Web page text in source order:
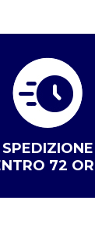
SPEDIZIONE
72